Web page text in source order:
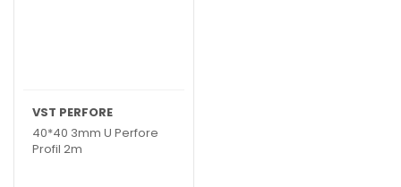
VST PERFORE
40*40 3mm U Perfore
Profil 2m